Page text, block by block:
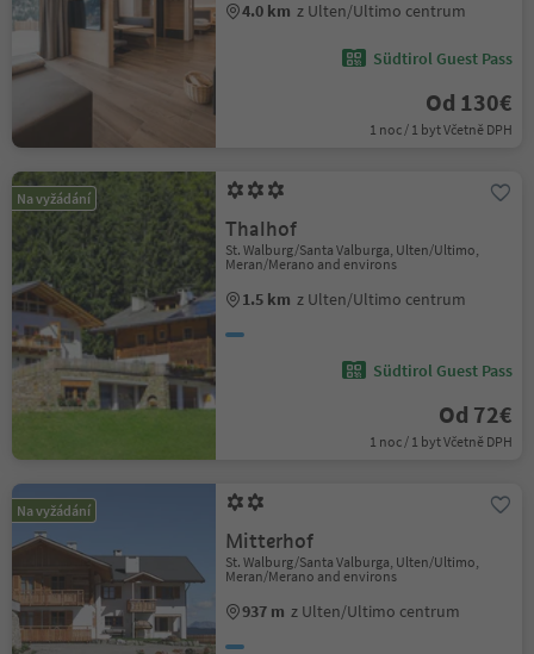
4.0 km z Ulten/Ultimo centrum
Südtirol Guest Pass
Od 130€
1 noc / 1 byt Včetně DPH
Na vyžádání
Thalhof
St. Walburg/Santa Valburga, Ulten/Ultimo,
Meran/Merano and environs
1.5 km z Ulten/Ultimo centrum
Südtirol Guest Pass
Od 72€
1 noc / 1 byt Včetně DPH
Na vyžádání
Mitterhof
St. Walburg/Santa Valburga, Ulten/Ultimo,
Meran/Merano and environs
937 m z Ulten/Ultimo centrum